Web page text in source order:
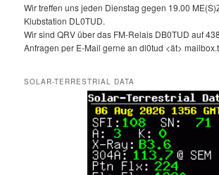
Wir treffen uns jeden Dienstag gegen 19.00
Klubstation DL0TUD.
Wir sind QRV über das FM-Relais DB0TUD auf
Anfragen per E-Mail gerne an dl0tud <ät>
SOLAR-TERRESTRIAL DATA